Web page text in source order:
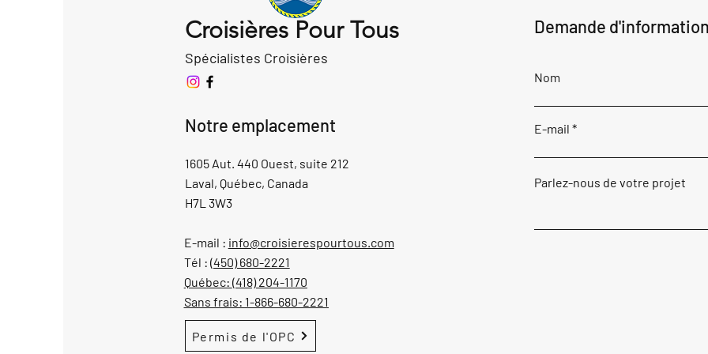
Croisières Pour Tous
Spécialistes Croisières
Notre emplacement
1605 Aut. 440 Ouest, suite 212
Laval, Québec, Canada
H7L 3W3
E-mail : info@croisierespourtous.com
Tél : (450) 680-2221
Québec: (418) 204-1170
Sans frais: 1-866-680-2221
Permis de l'OPC
Demande
Nom
E-mail
Parlez-nous de votre projet